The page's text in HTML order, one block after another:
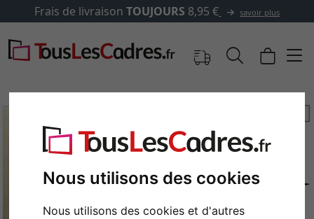
Nous utilisons des cookies
Nous utilisons des cookies et d'autres
Frais de livraison TOUJOURS 8,95 € savoir plus